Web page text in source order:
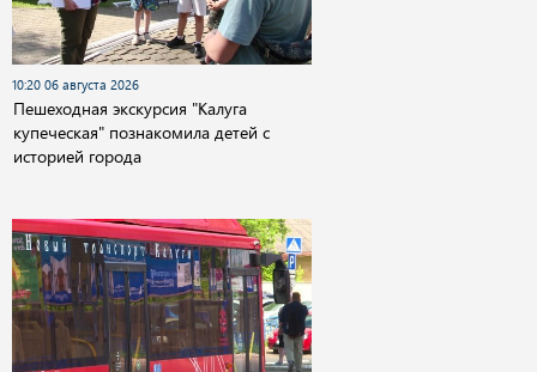
10:20 06 августа 2026
Пешеходная экскурсия "Калуга
купеческая" познакомила детей с
историей города